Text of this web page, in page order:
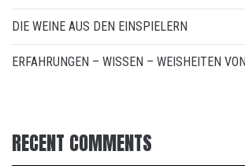
DIE WEINE AUS DEN EINSPIELERN
ERFAHRUNGEN – WISSEN – WEISHEITEN
RECENT COMMENTS